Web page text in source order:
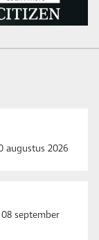
augustus 2026
september